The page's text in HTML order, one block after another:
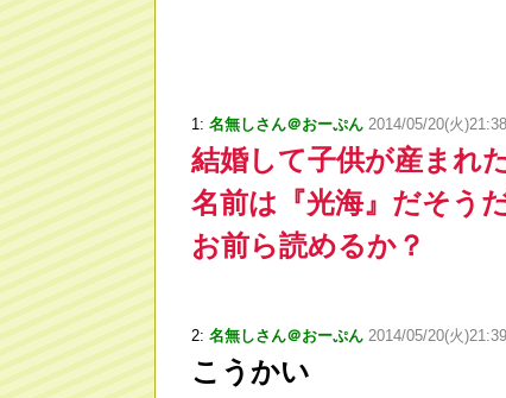
1: 名無しさん＠おーぷん 2014/05/20(火
結婚して子供が産まれ
名前は『光海』だそう
お前ら読めるか？
2: 名無しさん＠おーぷん 2014/05/20(火
こうかい